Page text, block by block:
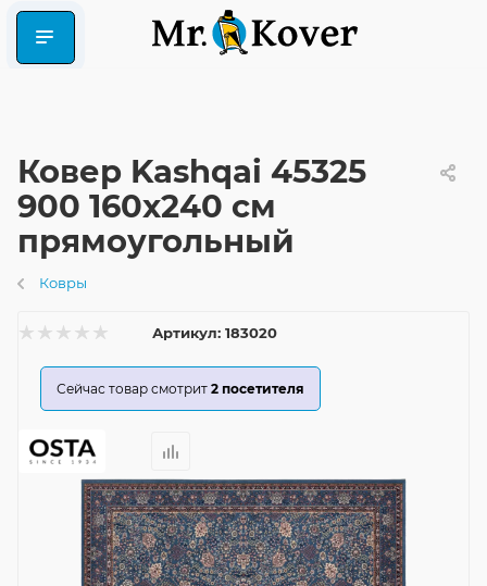
Ковер Kashqai 45325
900 160x240 см
прямоугольный
Ковры
Артикул: 183020
Сейчас товар смотрит 2 посетителя